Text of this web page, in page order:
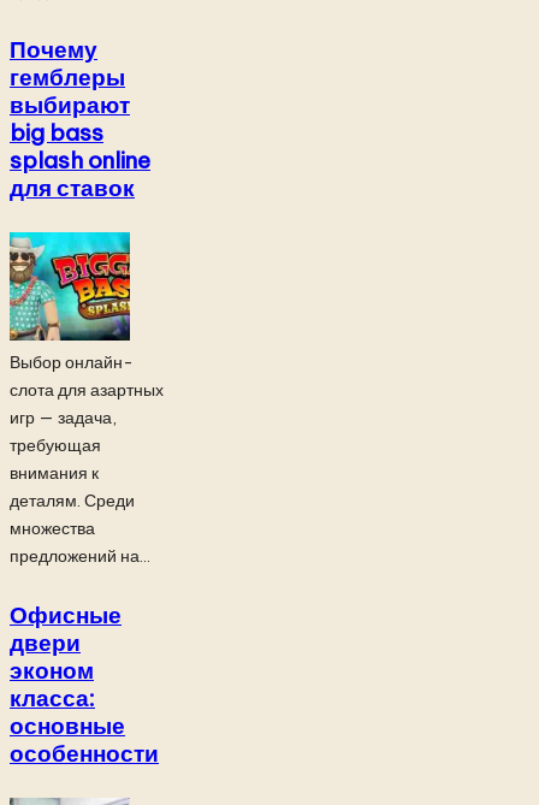
Почему
гемблеры
выбирают
big bass
splash online
для ставок
Выбор онлайн-
слота для азартных
игр — задача,
требующая
внимания к
деталям. Среди
множества
предложений на...
Офисные
двери
эконом
класса:
основные
особенности